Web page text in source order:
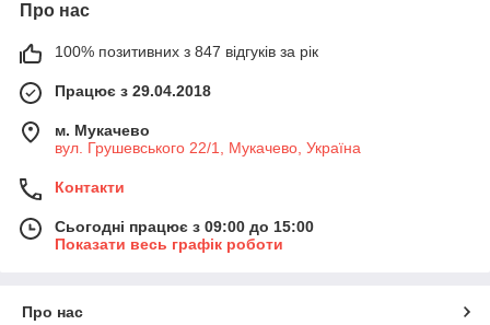
Про нас
100% позитивних з 847 відгуків за рік
Працює з 29.04.2018
м. Мукачево
вул. Грушевського 22/1, Мукачево, Україна
Контакти
Сьогодні працює з 09:00 до 15:00
Показати весь графік роботи
Про нас